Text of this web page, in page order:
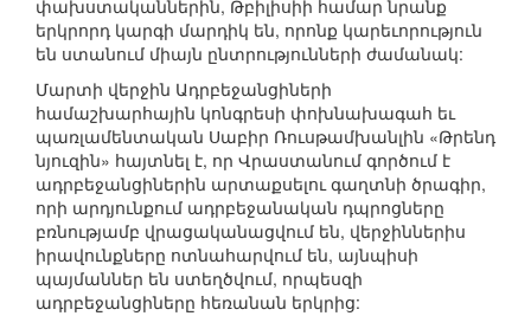
փախստականներին, Թբիլիսիի համար նրանք
երկրորդ կարգի մարդիկ են, որոնք կարեւորություն
են ստանում միայն ընտրությունների ժամանակ:
Մարտի վերջին Ադրբեջանցիների
համաշխարհային կոնգրեսի փոխնախագահ եւ
պառլամենտական Սաբիր Ռուսթամխանլին «Թրենդ
նյուզին» հայտնել է, որ Վրաստանում գործում է
ադրբեջանցիներին արտաքսելու գաղտնի ծրագիր,
որի արդյունքում ադրբեջանական դպրոցները
բռնությամբ վրացականացվում են, վերջիններիս
իրավունքները ոտնահարվում են, այնպիսի
պայմաններ են ստեղծվում, որպեսզի
ադրբեջանցիները հեռանան երկրից: